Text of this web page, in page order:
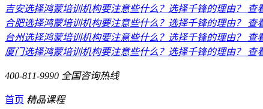
吉安选择鸿蒙培训机构要注意些什么？选择千锋的理由？
查
合肥选择鸿蒙培训机构要注意些什么？选择千锋的理由？
查
台州选择鸿蒙培训机构要注意些什么？选择千锋的理由？
查
厦门选择鸿蒙培训机构要注意些什么？选择千锋的理由？
查
400-811-9990 全国咨询热线
首页 精品课程